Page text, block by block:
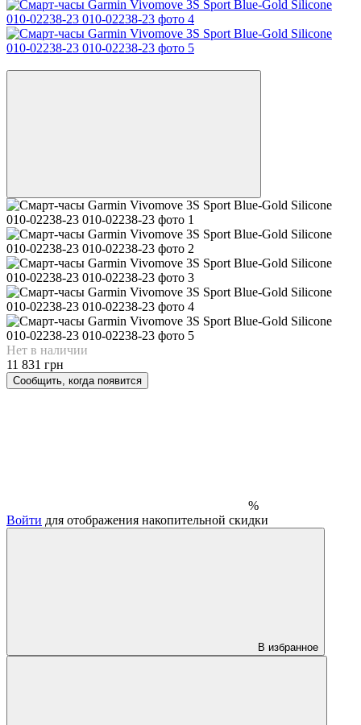
Нет в наличии
11 831 грн
Сообщить, когда появится
%
Войти для отображения накопительной скидки
В избранное